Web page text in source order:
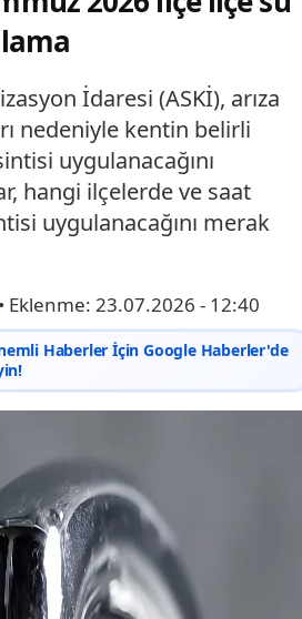
İdaresi (ASKİ), arıza
nedeniyle kentin belirli
uygulanacağını
hangi ilçelerde ve saat
uygulanacağını merak
• Eklenme: 23.07.2026 - 12:40
Haberler İçin Google Haberler'de